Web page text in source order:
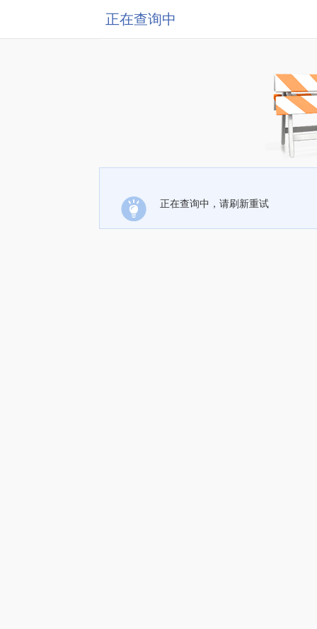
正在查询中
正在查询中，请刷新重试